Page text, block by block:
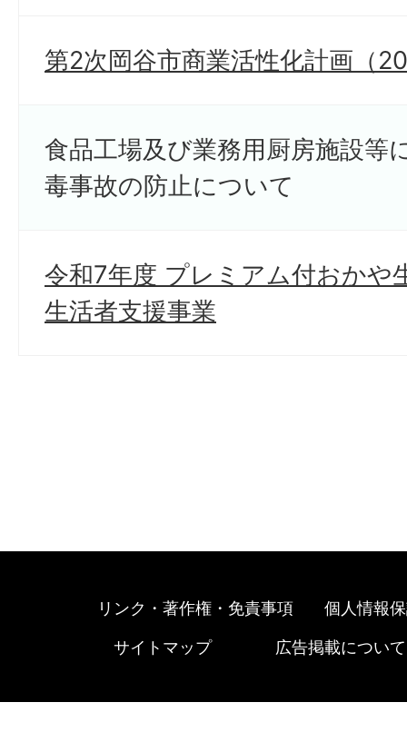
第2次岡谷市商業活性化計画（
食品工場及び業務用厨房施設等
毒事故の防止について
令和7年度 プレミアム付おかや
生活者支援事業
リンク・著作権・免責事項 個人情報
サイトマップ 広告掲載について